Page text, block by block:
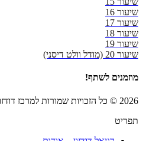
שיעור 16
שיעור 17
שיעור 18
שיעור 19
שיעור 20 (מודל וולט דיסני)
מוזמנים לשתף!
2026 © כל הזכויות שמורות למרכז דודזון
תפריט